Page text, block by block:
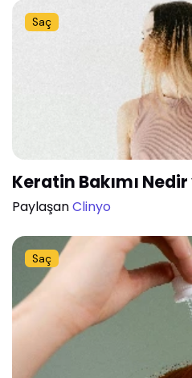
Saç
Keratin Bakımı Nedir
PaylaşanClinyo
Saç